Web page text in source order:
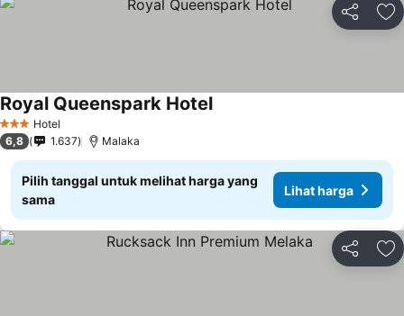
Bagikan
3 BintangHotel
Royal Queenspark Hotel
6,8 1.637 Malaka
Pilih tanggal untuk melihat harga yang
sama
Lihat harga
Bagikan